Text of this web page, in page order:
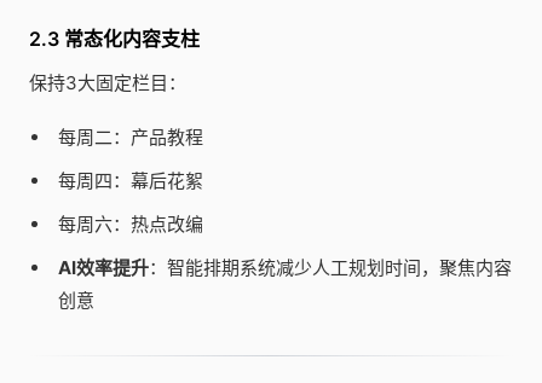
2.3 常态化内容支柱
保持3大固定栏目：
每周二：产品教程
每周四：幕后花絮
每周六：热点改编
AI效率提升：智能排期系统减少人工规划时间，聚焦内容
创意